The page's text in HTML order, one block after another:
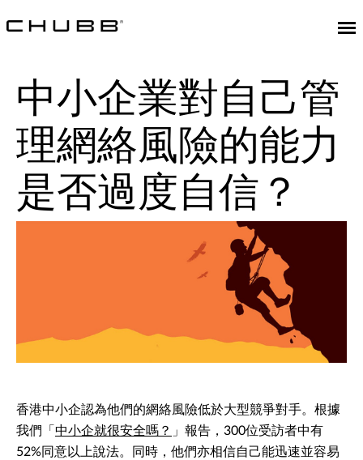
中小企業對自己管
理網絡風險的能力
是否過度自信？
香港中小企認為他們的網絡風險低於大型競爭對手。根據
我們「 中小企就很安全嗎？ 」報告，300位受訪者中有
52%同意以上說法。同時，他們亦相信自己能迅速並容易